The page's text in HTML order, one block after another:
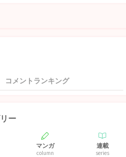
コメントランキング
ー
マンガ
column
連載
series